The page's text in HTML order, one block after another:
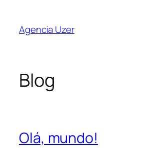
Agencia Uzer
Blog
Olá, mundo!